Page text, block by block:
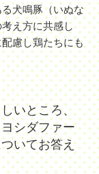
犬鳴豚（いぬな
え方に共感し
慮し鶏たちにも
いところ、
シダファー
いてお答え